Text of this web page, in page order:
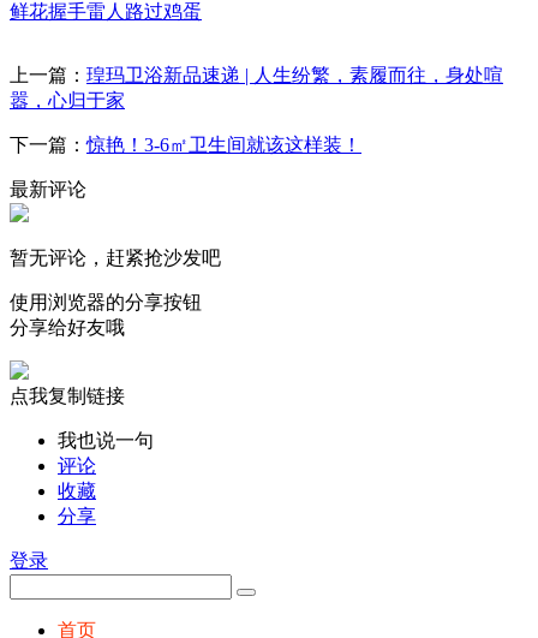
鲜花握手雷人 路过鸡蛋
上一篇： 瑝玛卫浴新品速递 | 人生纷繁，素履而往，身处喧
嚣，心归于家
下一篇：惊艳！3-6㎡卫生间就该这样装！
最新评论
暂无评论，赶紧抢沙发吧
使用浏览器的分享按钮
分享给好友哦
点我复制链接
我也说一句
评论
收藏
分享
登录
首页